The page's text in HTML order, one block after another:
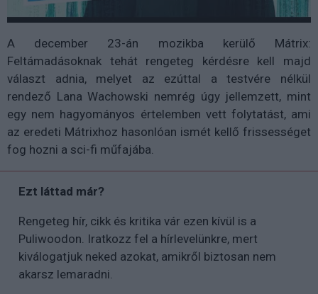
A december 23-án mozikba kerülő Mátrix:
Feltámadásoknak tehát rengeteg kérdésre kell majd
választ adnia, melyet az ezúttal a testvére nélkül
rendező Lana Wachowski nemrég úgy jellemzett, mint
egy nem hagyományos értelemben vett folytatást, ami
az eredeti Mátrixhoz hasonlóan ismét kellő frissességet
fog hozni a sci-fi műfajába.
Ezt láttad már?
Rengeteg hír, cikk és kritika vár ezen kívül is a
Puliwoodon. Iratkozz fel a hírlevelünkre, mert
kiválogatjuk neked azokat, amikről biztosan nem
akarsz lemaradni.